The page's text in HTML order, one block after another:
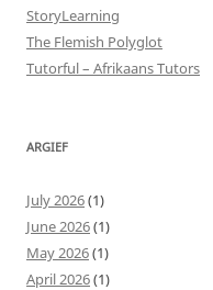
StoryLearning
The Flemish Polyglot
Tutorful – Afrikaans Tutors
ARGIEF
July 2026(1)
June 2026(1)
May 2026(1)
April 2026(1)